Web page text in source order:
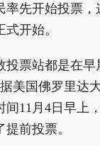
率先开始投票，
开始。
投票站都是在
美国佛罗里达
间11月4日早上
前投票。